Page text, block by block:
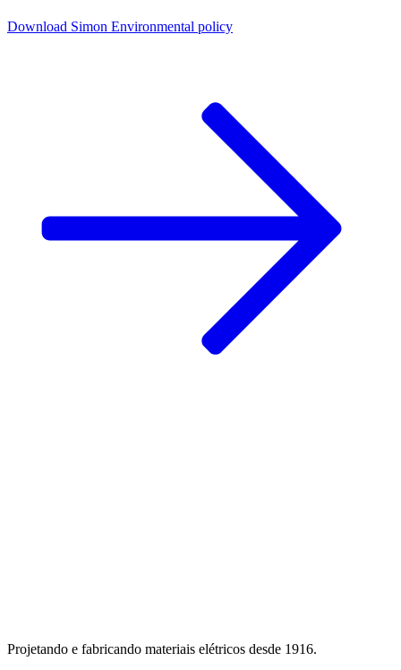
Download Simon Environmental policy
Projetando e fabricando materiais elétricos desde 1916.